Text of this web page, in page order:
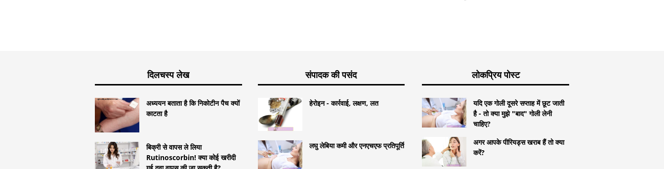
दिलचस्प लेख
अध्ययन बताता है कि निकोटीन पैच क्यों
काटता है
बिक्री से वापस ले लिया
Rutinoscorbin! क्या कोई खरीदी
संपादक की पसंद
हेरोइन - कार्रवाई, लक्षण, लत
लघु लेबिया कमी और एनएचएफ प्रतिपूर्ति
लोकप्रिय पोस्ट
यदि एक गोली दूसरे सप्ताह में छूट जाती
है - तो क्या मुझे "बाद" गोली लेनी
चाहिए?
अगर आपके पीरियड्स खराब हैं तो क्या
करें?